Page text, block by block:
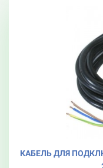
КАБЕЛЬ ДЛЯ